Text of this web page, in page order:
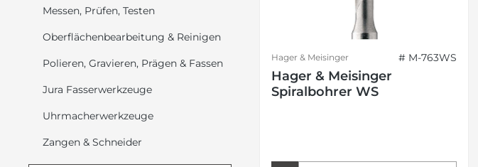
Messen, Prüfen, Testen
Oberflächenbearbeitung & Reinigen
Polieren, Gravieren, Prägen & Fassen
Jura Fasserwerkzeuge
Uhrmacherwerkzeuge
Zangen & Schneider
Hager & Meisinger # M-763WS
Hager & Meisinger
Spiralbohrer WS